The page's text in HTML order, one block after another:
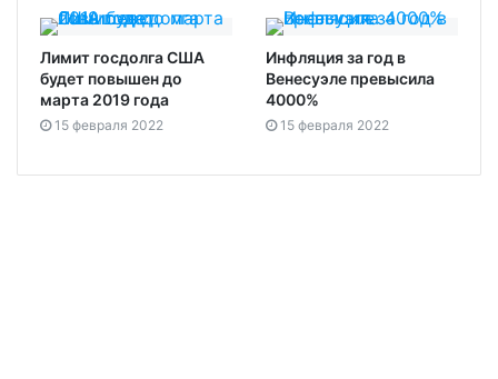
Лимит госдолга США
будет повышен до
марта 2019 года‍
15 февраля 2022
Инфляция за год в
Венесуэле превысила
4000%
15 февраля 2022